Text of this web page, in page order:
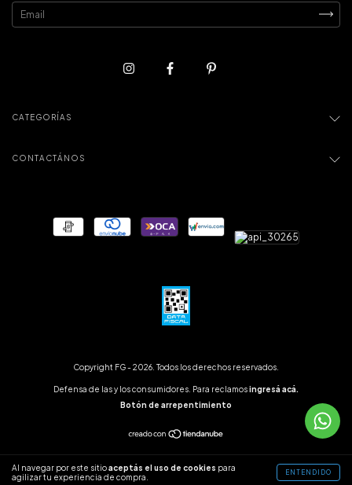
Al navegar por este sitioaceptás el uso de cookies para
agilizar tu experiencia de compra.
ENTENDIDO
CATEGORÍAS
CONTACTÁNOS
Copyright FG - 2026. Todos los derechos reservados.
Defensa de las y los consumidores. Para reclamosingresá acá.
Botón de arrepentimiento